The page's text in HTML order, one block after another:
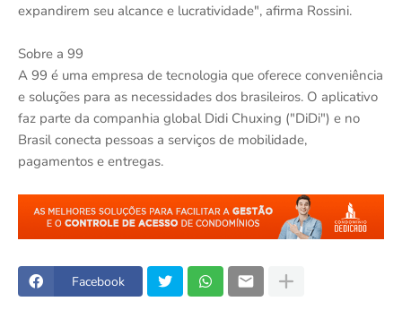
expandirem seu alcance e lucratividade", afirma Rossini.
Sobre a 99
A 99 é uma empresa de tecnologia que oferece conveniência
e soluções para as necessidades dos brasileiros. O aplicativo
faz parte da companhia global Didi Chuxing ("DiDi") e no
Brasil conecta pessoas a serviços de mobilidade,
pagamentos e entregas.
Facebook